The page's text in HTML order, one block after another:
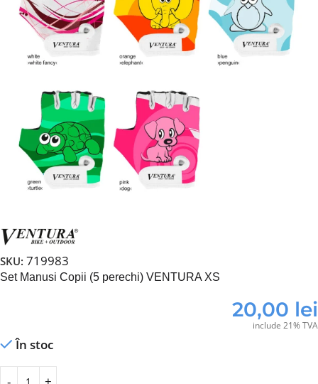
SKU: 719983
Set Manusi Copii (5 perechi) VENTURA XS
20,00 lei
include 21% TVA
În stoc